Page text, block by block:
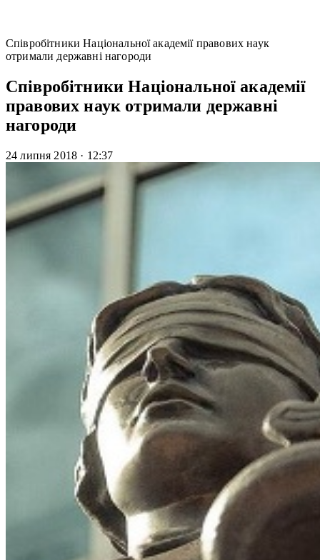
Співробітники Національної академії правових наук
отримали державні нагороди
Співробітники Національної академії
правових наук отримали державні
нагороди
24 липня 2018 · 12:37